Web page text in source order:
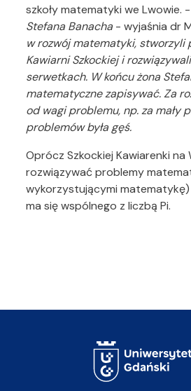
szkoły matematyki we Lwowie. -
Stefana Banacha - wyjaśnia dr
w rozwój matematyki,
Kawiarni Szkockiej i
serwetkach. W końcu żona
matematyczne zapisywać. Za
od wagi problemu, np. za mały
problemów była gęś.
Oprócz Szkockiej Kawiarenki
rozwiązywać problemy
wykorzystującymi
ma się wspólnego z liczbą Pi.